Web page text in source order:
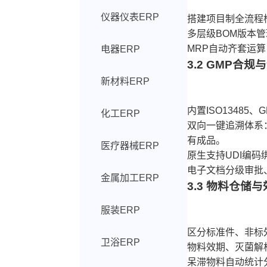
仪器仪表ERP
电器ERP
新材料ERP
化工ERP
医疗器械ERP
金属加工ERP
服装ERP
卫浴ERP
搭建项目制全流程
多层级BOM版本
MRP自动齐套运
3.2 GMP合规
内置ISO13485、
双向一键追溯体
有成品。
原生支持UDI编码
电子文档分级审
3.3 物料仓储与
区分标准件、非
物料效期、灭菌解
呆滞物料自动统